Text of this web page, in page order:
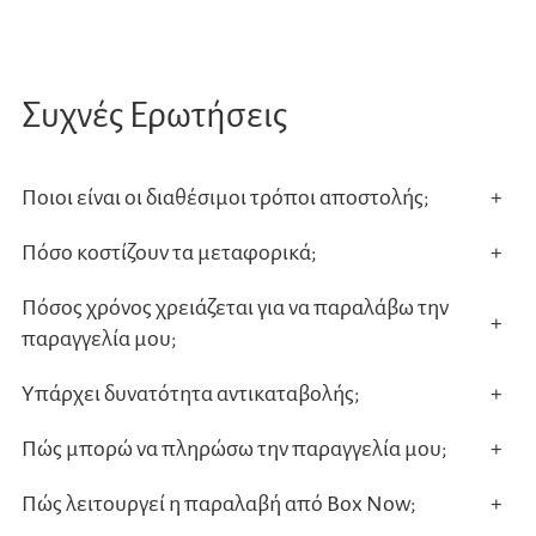
Συχνές Ερωτήσεις
Ποιοι είναι οι διαθέσιμοι τρόποι αποστολής; +
Πόσο κοστίζουν τα μεταφορικά; +
Πόσος χρόνος χρειάζεται για να παραλάβω την
παραγγελία μου;
+
Υπάρχει δυνατότητα αντικαταβολής; +
Πώς μπορώ να πληρώσω την παραγγελία μου; +
Πώς λειτουργεί η παραλαβή από Box Now; +